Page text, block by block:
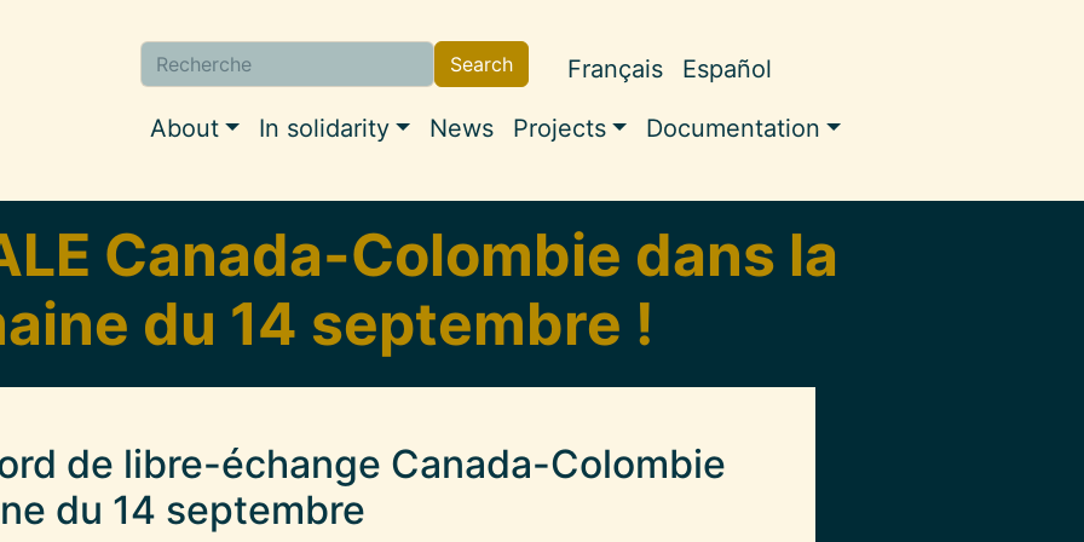
Navigation principale
About In solidarity News Projects Documentation
Search Search Français Español
Canada-Colombie dans la
du 14 septembre !
de libre-échange Canada-Colombie
du 14 septembre